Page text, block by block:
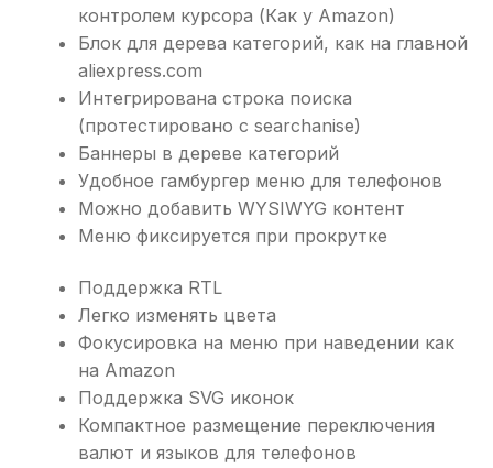
контролем курсора (Как у Amazon)
Блок для дерева категорий, как на главной
aliexpress.com
Интегрирована строка поиска
(протестировано с searchanise)
Баннеры в дереве категорий
Удобное гамбургер меню для телефонов
Можно добавить WYSIWYG контент
Меню фиксируется при прокрутке
Поддержка RTL
Легко изменять цвета
Фокусировка на меню при наведении как
на Amazon
Поддержка SVG иконок
Компактное размещение переключения
валют и языков для телефонов